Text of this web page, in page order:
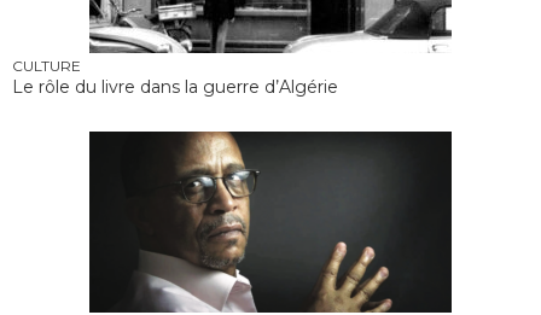
CULTURE
Le rôle du livre dans la guerre d’Algérie